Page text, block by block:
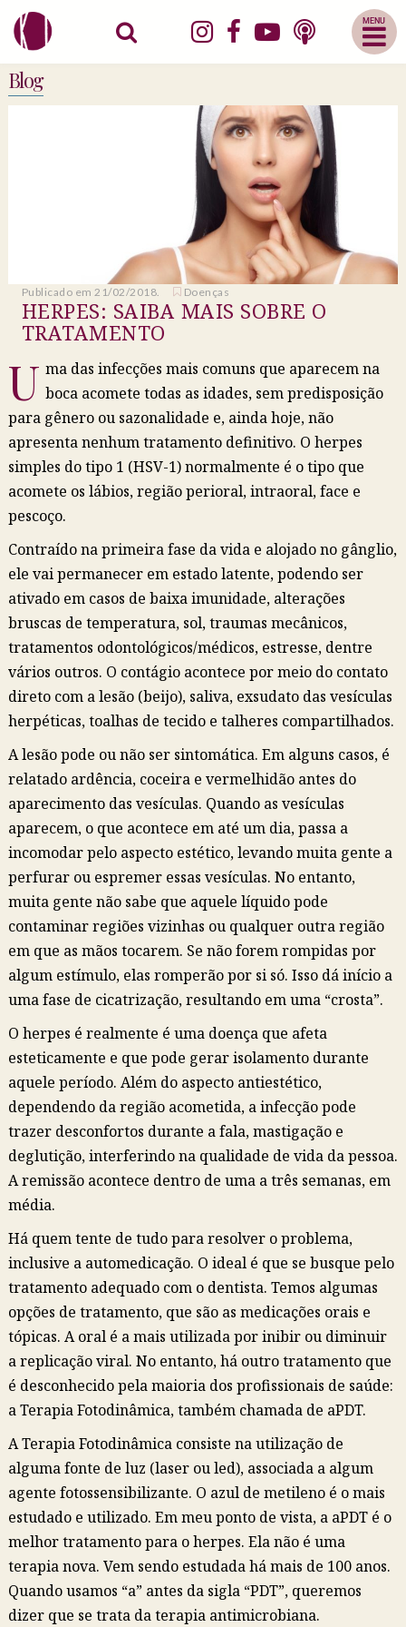
Abrir
Menu
Mobile
Blog
Publicado em 21/02/2018. Doenças
HERPES: SAIBA MAIS SOBRE O
TRATAMENTO
U ma das infecções mais comuns que aparecem na
boca acomete todas as idades, sem predisposição
para gênero ou sazonalidade e, ainda hoje, não
apresenta nenhum tratamento definitivo. O herpes
simples do tipo 1 (HSV-1) normalmente é o tipo que
acomete os lábios, região perioral, intraoral, face e
pescoço.
Contraído na primeira fase da vida e alojado no gânglio,
ele vai permanecer em estado latente, podendo ser
ativado em casos de baixa imunidade, alterações
bruscas de temperatura, sol, traumas mecânicos,
tratamentos odontológicos/médicos, estresse, dentre
vários outros. O contágio acontece por meio do contato
direto com a lesão (beijo), saliva, exsudato das vesículas
herpéticas, toalhas de tecido e talheres compartilhados.
A lesão pode ou não ser sintomática. Em alguns casos, é
relatado ardência, coceira e vermelhidão antes do
aparecimento das vesículas. Quando as vesículas
aparecem, o que acontece em até um dia, passa a
incomodar pelo aspecto estético, levando muita gente a
perfurar ou espremer essas vesículas. No entanto,
muita gente não sabe que aquele líquido pode
contaminar regiões vizinhas ou qualquer outra região
em que as mãos tocarem. Se não forem rompidas por
algum estímulo, elas romperão por si só. Isso dá início a
uma fase de cicatrização, resultando em uma “crosta”.
O herpes é realmente é uma doença que afeta
esteticamente e que pode gerar isolamento durante
aquele período. Além do aspecto antiestético,
dependendo da região acometida, a infecção pode
trazer desconfortos durante a fala, mastigação e
deglutição, interferindo na qualidade de vida da pessoa.
A remissão acontece dentro de uma a três semanas, em
média.
Há quem tente de tudo para resolver o problema,
inclusive a automedicação. O ideal é que se busque pelo
tratamento adequado com o dentista. Temos algumas
opções de tratamento, que são as medicações orais e
tópicas. A oral é a mais utilizada por inibir ou diminuir
a replicação viral. No entanto, há outro tratamento que
é desconhecido pela maioria dos profissionais de saúde:
a Terapia Fotodinâmica, também chamada de aPDT.
A Terapia Fotodinâmica consiste na utilização de
alguma fonte de luz (laser ou led), associada a algum
agente fotossensibilizante. O azul de metileno é o mais
estudado e utilizado. Em meu ponto de vista, a aPDT é o
melhor tratamento para o herpes. Ela não é uma
terapia nova. Vem sendo estudada há mais de 100 anos.
Quando usamos “a” antes da sigla “PDT”, queremos
dizer que se trata da terapia antimicrobiana.